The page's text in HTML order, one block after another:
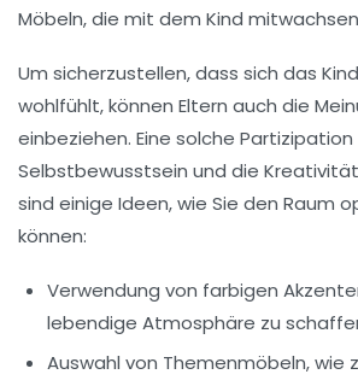
Möbeln, die mit dem Kind
Um sicherzustellen, dass sich das
wohlfühlt, können Eltern auch die
einbeziehen. Eine solche Partizipation
Selbstbewusstsein und die
sind einige Ideen, wie Sie den Raum
können:
Verwendung von farbigen
lebendige Atmosphäre zu
Auswahl von Themenmöbeln, wie